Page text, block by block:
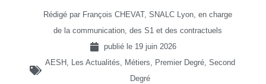
Rédigé par François CHEVAT, SNALC Lyon, en charge
de la communication, des S1 et des contractuels
publié le 19 juin 2026
AESH , Les Actualités, Métiers, Premier Degré, Second
Degré